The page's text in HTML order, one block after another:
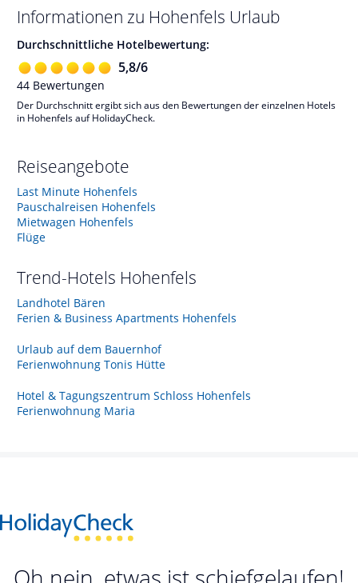
Informationen zu Hohenfels Urlaub
Durchschnittliche Hotelbewertung:
5,8/6
44 Bewertungen
Der Durchschnitt ergibt sich aus den Bewertungen der einzelnen Hotels
in Hohenfels auf HolidayCheck.
Reiseangebote
Last Minute Hohenfels
Pauschalreisen Hohenfels
Mietwagen Hohenfels
Flüge
Trend-Hotels Hohenfels
Landhotel Bären
Ferien & Business Apartments Hohenfels
Urlaub auf dem Bauernhof
Ferienwohnung Tonis Hütte
Hotel & Tagungszentrum Schloss Hohenfels
Ferienwohnung Maria